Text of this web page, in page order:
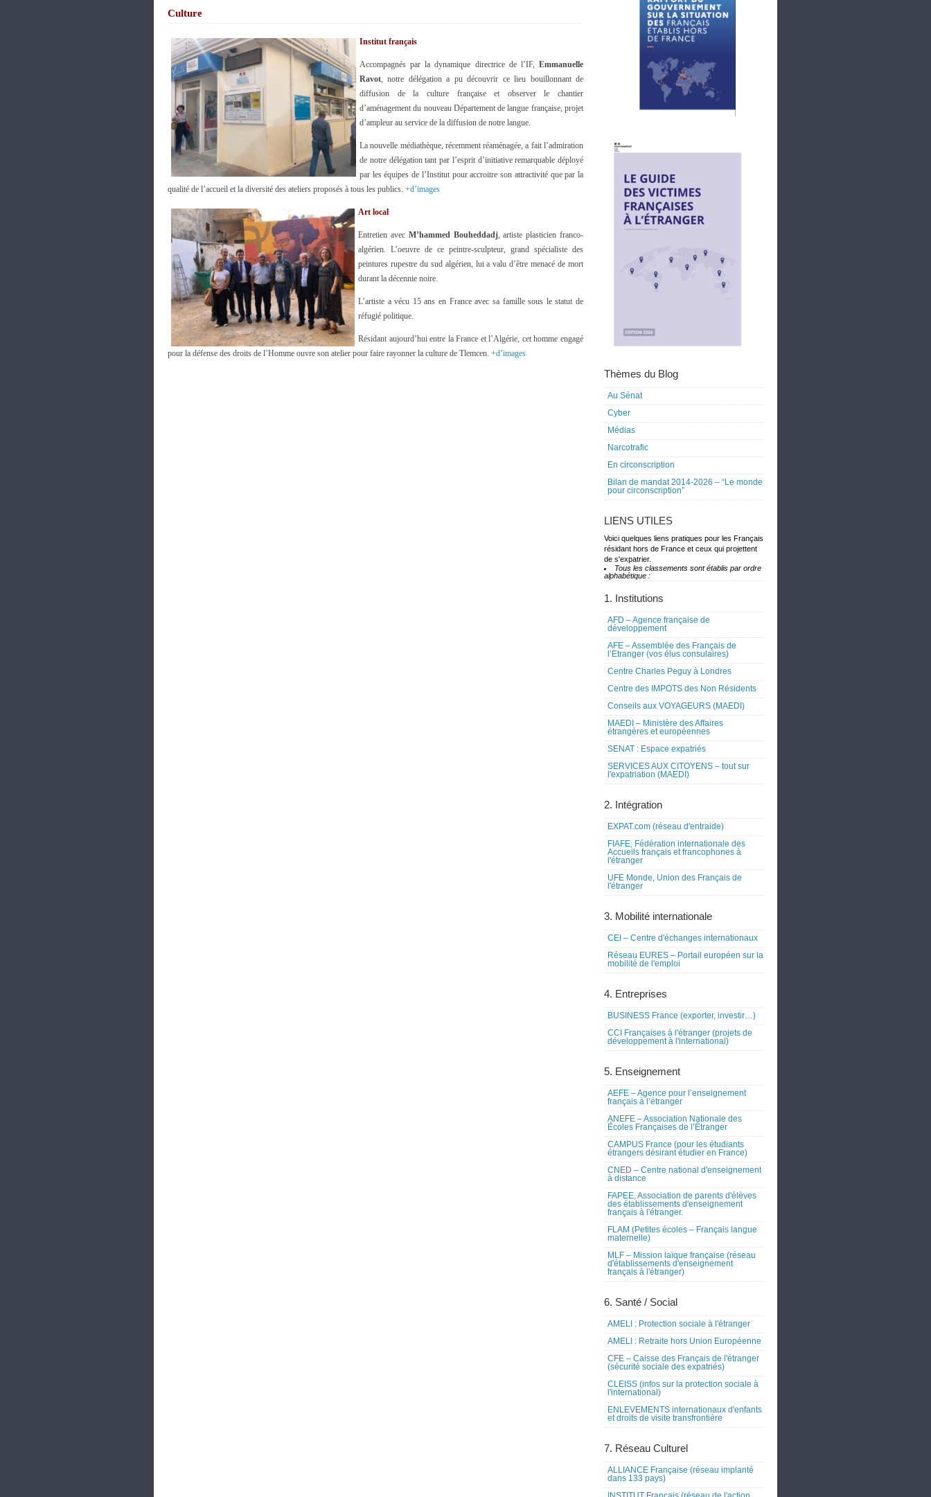
Culture
Institut français
Accompagnés par la dynamique directrice de l’IF, Emmanuelle
Ravot, notre délégation a pu découvrir ce lieu bouillonnant de
diffusion de la culture française et observer le chantier
d’aménagement du nouveau Département de langue française, projet
d’ampleur au service de la diffusion de notre langue.
La nouvelle médiathèque, récemment réaménagée, a fait l’admiration
de notre délégation tant par l’esprit d’initiative remarquable déployé
par les équipes de l’Institut pour accroitre son attractivité que par la
qualité de l’accueil et la diversité des ateliers proposés à tous les publics. +d’images
Art local
Entretien avec M’hammed Bouheddadj, artiste plasticien franco-
algérien. L’oeuvre de ce peintre-sculpteur, grand spécialiste des
peintures rupestre du sud algérien, lui a valu d’être menacé de mort
durant la décennie noire.
L’artiste a vécu 15 ans en France avec sa famille sous le statut de
réfugié politique.
Résidant aujourd’hui entre la France et l’Algérie, cet homme engagé
pour la défense des droits de l’Homme ouvre son atelier pour faire rayonner la culture de Tlemcen. +d’images
Thèmes du Blog
Au Sénat
Cyber
Médias
Narcotrafic
En circonscription
Bilan de mandat 2014-2026 – “Le monde
pour circonscription”
LIENS UTILES
Voici quelques liens pratiques pour les Français
résidant hors de France et ceux qui projettent
de s'expatrier.
Tous les classements sont établis par ordre
alphabétique :
1. Institutions
AFD – Agence française de
développement
AFE – Assemblée des Français de
l’Etranger (vos élus consulaires)
Centre Charles Peguy à Londres
Centre des IMPOTS des Non Résidents
Conseils aux VOYAGEURS (MAEDI)
MAEDI – Ministère des Affaires
étrangères et européennes
SENAT : Espace expatriés
SERVICES AUX CITOYENS – tout sur
l'expatriation (MAEDI)
2. Intégration
EXPAT.com (réseau d'entraide)
FIAFE, Fédération internationale des
Accueils français et francophones à
l'étranger
UFE Monde, Union des Français de
l'étranger
3. Mobilité internationale
CEI – Centre d'échanges internationaux
Réseau EURES – Portail européen sur la
mobilité de l'emploi
4. Entreprises
BUSINESS France (exporter, investir…)
CCI Françaises à l'étranger (projets de
développement à l'international)
5. Enseignement
AEFE – Agence pour l’enseignement
français à l’étranger
ANEFE – Association Nationale des
Écoles Françaises de l’Étranger
CAMPUS France (pour les étudiants
étrangers désirant étudier en France)
CNED – Centre national d'enseignement
à distance
FAPEE, Association de parents d'élèves
des établissements d'enseignement
français à l'étranger.
FLAM (Petites écoles – Français langue
maternelle)
MLF – Mission laïque française (réseau
d'établissements d'enseignement
français à l'étranger)
6. Santé / Social
AMELI : Protection sociale à l'étranger
AMELI : Retraite hors Union Européenne
CFE – Caisse des Français de l'étranger
(sécurité sociale des expatriés)
CLEISS (infos sur la protection sociale à
l'international)
ENLEVEMENTS internationaux d'enfants
et droits de visite transfrontière
7. Réseau Culturel
ALLIANCE Française (réseau implanté
dans 133 pays)